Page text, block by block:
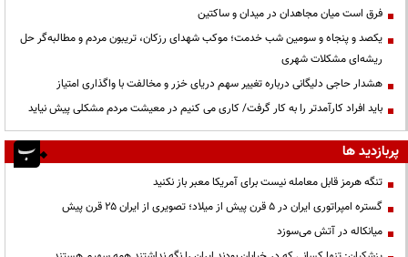
فرق است میان مجاهدان در میدان و ساکتین
یکصد و پنجاه و سومین شب خدمت؛ موکب شهدای رزکان، تریبون مردم و مطالبه‌گر حل
ریشه‌ای مشکلات شهری
هشدار حاجی دلیگانی درباره تغییر سهم دریای خزر و مخالفت با واگذاری امتیاز
باید افراد کارآمدتر را به کار گرفت/ کاری می کنیم در معیشت مردم مشکلی پیش نیاید
پربازدید ها
تنگه هرمز قابل معامله نیست برای آمریکا معبر باز نکنید
گستره امپراتوری ایران در ۵ قرن پیش از میلاد؛ تصویری از ایران ۲۵ قرن پیش
میانکاله در آتش می‌سوزد